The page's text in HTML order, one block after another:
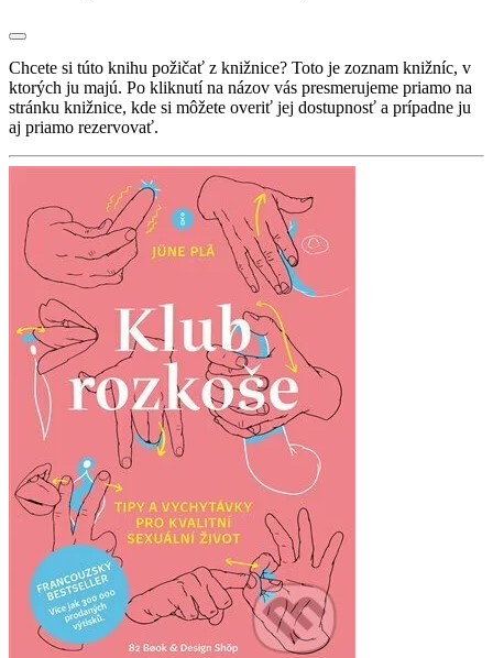
Chcete si túto knihu požičať z knižnice? Toto je zoznam knižníc, v
ktorých ju majú. Po kliknutí na názov vás presmerujeme priamo na
stránku knižnice, kde si môžete overiť jej dostupnosť a prípadne ju
aj priamo rezervovať.